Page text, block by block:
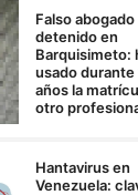
Falso abogado
detenido en
Barquisimeto:
usado durante
años la
otro
Hantavirus en
Venezuela: